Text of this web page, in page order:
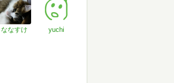
ななすけ yuchi